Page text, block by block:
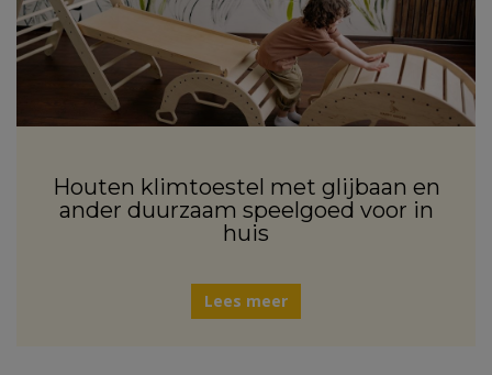
Houten klimtoestel met glijbaan en
ander duurzaam speelgoed voor in
huis
Lees meer